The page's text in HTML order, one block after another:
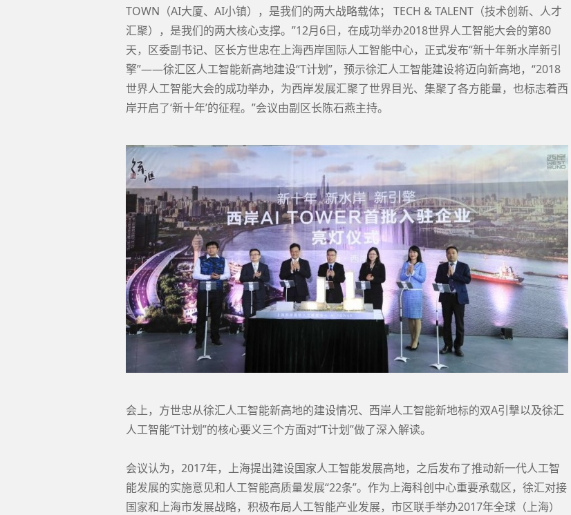
TOWN（AI大厦、AI小镇），是我们的两大战略载体； TECH & TALENT（技术创新、人才
汇聚），是我们的两大核心支撑。”12月6日，在成功举办2018世界人工智能大会的第80
天，区委副书记、区长方世忠在上海西岸国际人工智能中心，正式发布“新十年新水岸新引
擎”——徐汇区人工智能新高地建设“T计划”，预示徐汇人工智能建设将迈向新高地，“2018
世界人工智能大会的成功举办，为西岸发展汇聚了世界目光、集聚了各方能量，也标志着西
岸开启了‘新十年’的征程。”会议由副区长陈石燕主持。
会上，方世忠从徐汇人工智能新高地的建设情况、西岸人工智能新地标的双A引撃以及徐汇
人工智能“T计划”的核心要义三个方面对“T计划”做了深入解读。
会议认为，2017年，上海提出建设国家人工智能发展高地，之后发布了推动新一代人工智
能发展的实施意见和人工智能高质量发展“22条”。作为上海科创中心重要承载区，徐汇对接
国家和上海市发展战略，积极布局人工智能产业发展，市区联手举办2017年全球（上海）